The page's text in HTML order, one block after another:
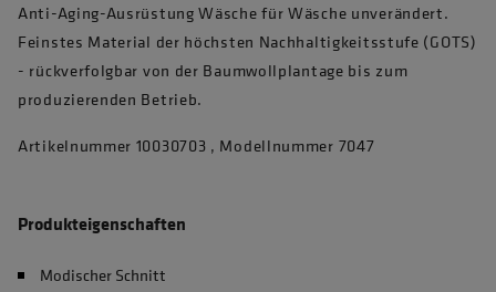
Anti-Aging-Ausrüstung Wäsche für Wäsche unverändert.
Feinstes Material der höchsten Nachhaltigkeitsstufe (GOTS)
- rückverfolgbar von der Baumwollplantage bis zum
produzierenden Betrieb.
Artikelnummer 10030703 , Modellnummer 7047
Produkteigenschaften
Modischer Schnitt